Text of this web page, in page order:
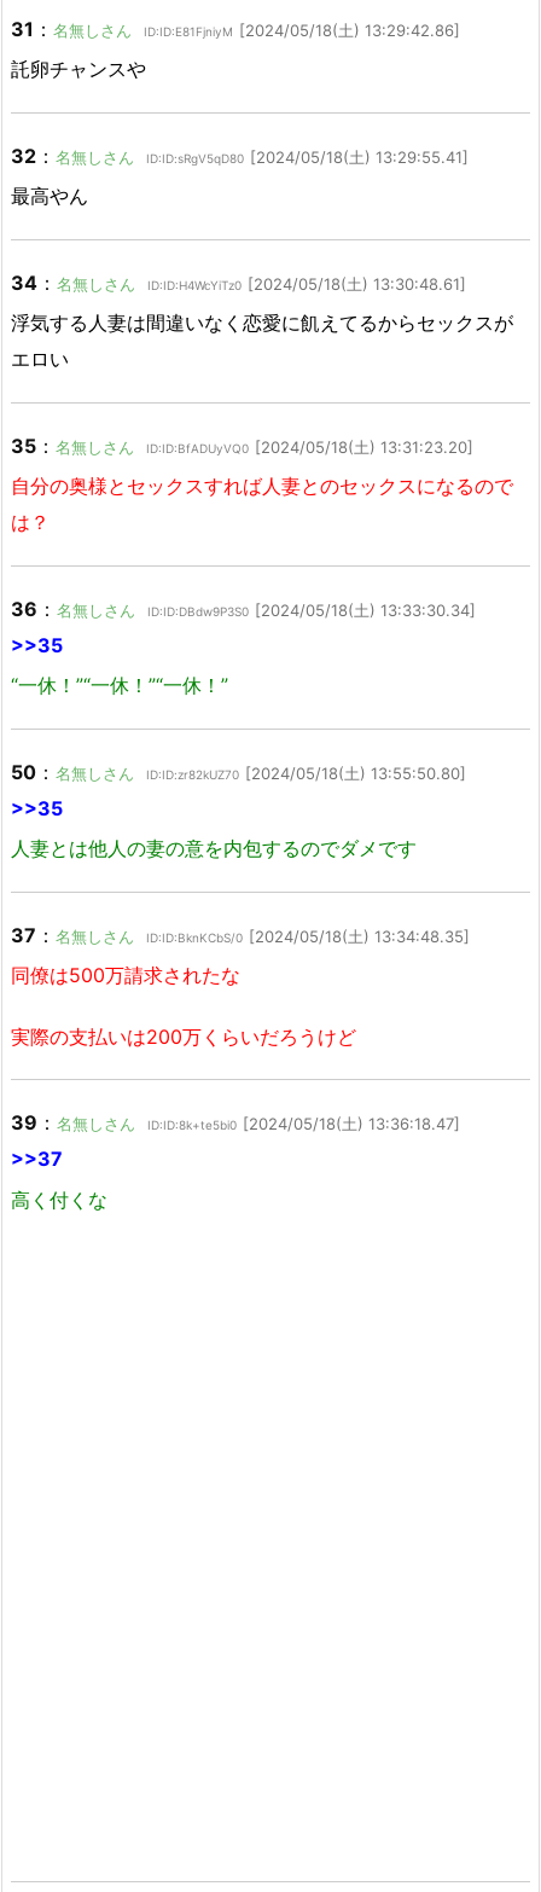
31 ： 名無しさん ID:ID:E81FjniyM [2024/05/18(土) 13:29:42.86]
託卵チャンスや
32 ： 名無しさん ID:ID:sRgV5qD80 [2024/05/18(土) 13:29:55.41]
最高やん
34 ： 名無しさん ID:ID:H4WcYiTz0 [2024/05/18(土) 13:30:48.61]
浮気する人妻は間違いなく恋愛に飢えてるからセックスが
エロい
35 ： 名無しさん ID:ID:BfADUyVQ0 [2024/05/18(土) 13:31:23.20]
自分の奥様とセックスすれば人妻とのセックスになるので
は？
36 ： 名無しさん ID:ID:DBdw9P3S0 [2024/05/18(土) 13:33:30.34]
>>35
“一休！”“一休！”“一休！”
50 ： 名無しさん ID:ID:zr82kUZ70 [2024/05/18(土) 13:55:50.80]
>>35
人妻とは他人の妻の意を内包するのでダメです
37 ： 名無しさん ID:ID:BknKCbS/0 [2024/05/18(土) 13:34:48.35]
同僚は500万請求されたな
実際の支払いは200万くらいだろうけど
39 ： 名無しさん ID:ID:8k+te5bi0 [2024/05/18(土) 13:36:18.47]
>>37
高く付くな